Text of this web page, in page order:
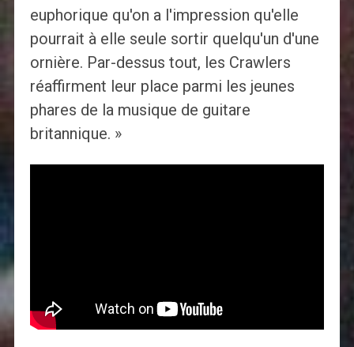
euphorique qu'on a l'impression qu'elle
pourrait à elle seule sortir quelqu'un d'une
ornière. Par-dessus tout, les Crawlers
réaffirment leur place parmi les jeunes
phares de la musique de guitare
britannique. »